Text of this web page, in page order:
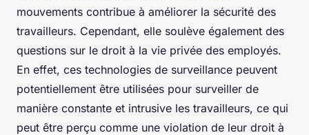
mouvements contribue à améliorer la sécurité des
travailleurs. Cependant, elle soulève également des
questions sur le droit à la vie privée des employés.
En effet, ces technologies de surveillance peuvent
potentiellement être utilisées pour surveiller de
manière constante et intrusive les travailleurs, ce qui
peut être perçu comme une violation de leur droit à